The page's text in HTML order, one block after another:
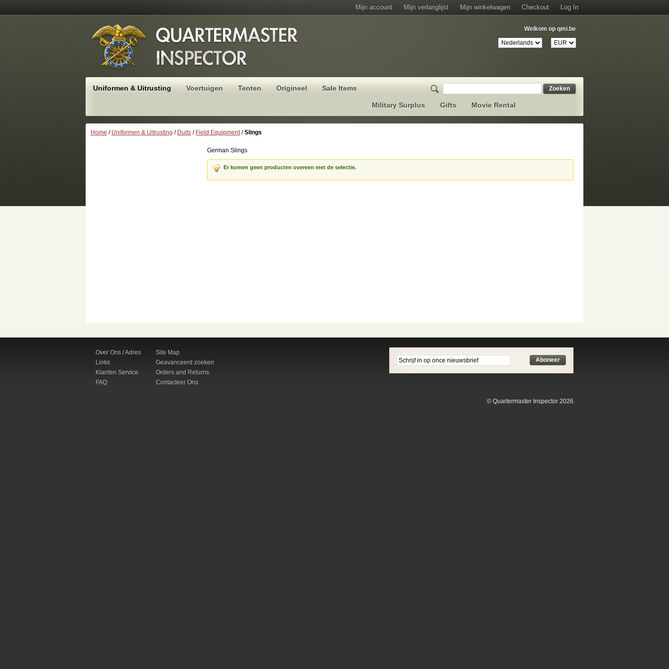
Mijn account Mijn verlanglijst Mijn winkelwagen Checkout Log In
Welkom op qmi.be
Zoeken
Uniformen & Uitrusting Voertuigen Tenten Origineel Sale Items
Military Surplus Gifts Movie Rental
Home / Uniformen & Uitrusting / Duits / Field Equipment /Slings
German Slings
Er komen geen producten overeen met de selectie.
Over Ons / Adres
Links
Klanten Service
FAQ
Site Map
Geavanceerd zoeken
Orders and Returns
Contacteer Ons
Aboneer
© Quartermaster Inspector 2026